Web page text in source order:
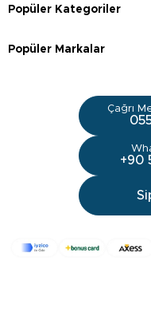
Popüler Kategoriler
Popüler Markalar
Çağrı
+90